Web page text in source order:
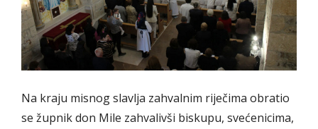
Na kraju misnog slavlja zahvalnim riječima obratio
se župnik don Mile zahvalivši biskupu, svećenicima,